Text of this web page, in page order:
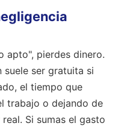
apto", pierdes dinero.
suele ser gratuita si
el tiempo que
trabajo o dejando de
Si sumas el gasto